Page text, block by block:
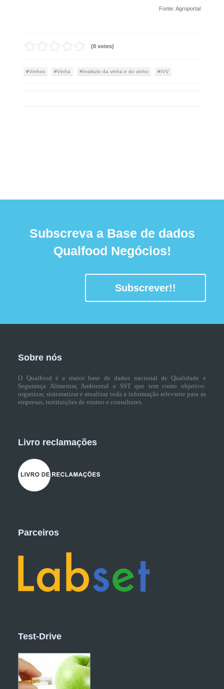
Fonte: Agroportal
(0 votes)
Vinhos Vinha Instituto da vinha e do vinho IVV
Subscreva a Base de dados
Qualfood Negócios!
Subscrever!!
Sobre nós
O Qualfood é a maior base de dados nacional de Qualidade e
Segurança Alimentar, Ambiental e SST que tem como objetivo:
organizar, sistematizar e atualizar toda a informação relevante para as
empresas, instituições de ensino e consultores.
Livro reclamações
Parceiros
Test-Drive